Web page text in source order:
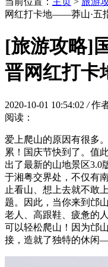
网红打卡地——莽山·五
[旅游攻略]
晋网红打
2020-10-01 10:54:02 / 作
阅读：
爱上爬山的原因有很多
累！国庆节快到了。值
出了最新的山地景区3.0
于湘粤交界处，不仅有
止看山、想上去就不敢
题。因此，当你来到邙
老人、高跟鞋、疲惫的
可以轻松爬山！因为邙
接，造就了独特的休闲